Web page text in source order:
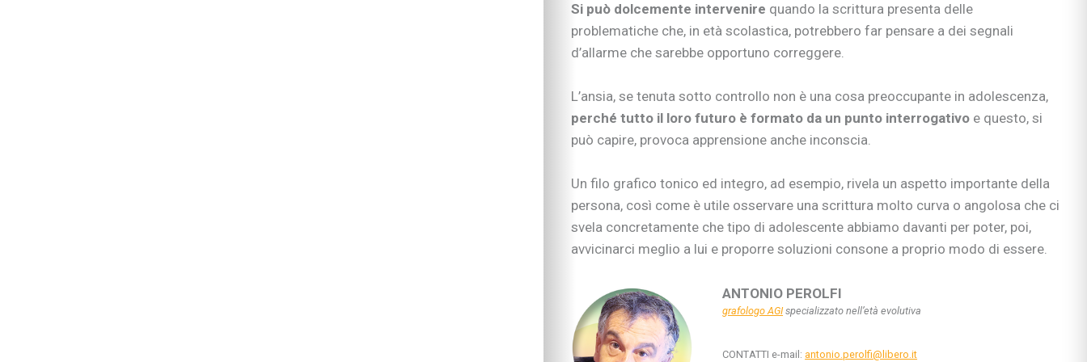
Imparare divertendosi
Proposte per famiglie
A “tu per tu” con…
Educare al digitale
Educazione finanziaria
Educare alle emozioni
Autonomia e responsabilità
Gli esperti consigliano…
I consigli degli psicologi
Inserimento nido e scuola
Metodo di studio
Tecnologia a scuola
Metodo di studio
Kit didattici per la primaria
Si può dolcemente intervenire quando la scrittura presenta delle
problematiche che, in età scolastica, potrebbero far pensare a dei segnali
d’allarme che sarebbe opportuno correggere.
L’ansia, se tenuta sotto controllo non è una cosa preoccupante in adolescenza,
perché tutto il loro futuro è formato da un punto interrogativoe questo, si
può capire, provoca apprensione anche inconscia.
Un filo grafico tonico ed integro, ad esempio, rivela un aspetto importante della
persona, così come è utile osservare una scrittura molto curva o angolosa che ci
svela concretamente che tipo di adolescente abbiamo davanti per poter, poi,
avvicinarci meglio a lui e proporre soluzioni consone a proprio modo di essere.
ANTONIO PEROLFI
grafologo AGIspecializzato nell’età evolutiva
CONTATTI e-mail: antonio.perolfi@libero.it